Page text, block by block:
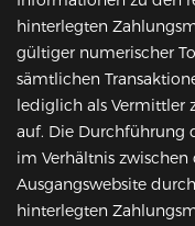
hinterlegten
gültiger numerischer
sämtlichen
lediglich als Vermittler
auf. Die Durchführung
im Verhältnis
Ausgangswebsite
hinterlegten